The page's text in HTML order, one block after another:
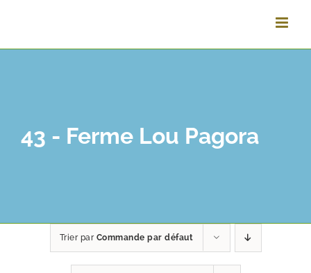
contenuto
43 - Ferme Lou Pagora
Trier par Commande par défaut